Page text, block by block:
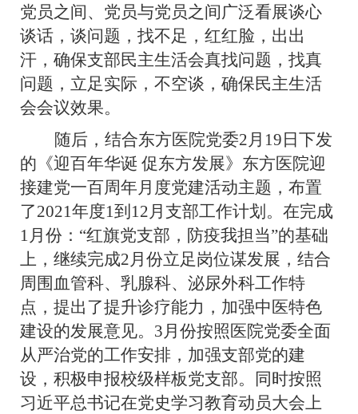
党员之间、党员与党员之间广泛看展谈心
谈话，谈问题，找不足，红红脸，出出
汗，确保支部民主生活会真找问题，找真
问题，立足实际，不空谈，确保民主生活
会会议效果。
随后，结合东方医院党委2月19日下发
的《迎百年华诞 促东方发展》东方医院迎
接建党一百周年月度党建活动主题，布置
了2021年度1到12月支部工作计划。在完成
1月份： “红旗党支部，防疫我担当”的基础
上，继续完成2月份立足岗位谋发展，结合
周围血管科、 乳腺科、泌尿外科工作特
点，提出了提升诊疗能力，加强中医特色
建设的发展意见。3月份按照医院党委全面
从严治党的工作安排，加强支部党的建
设，积极申报校级样板党支部。同时按照
习近平总书记在党史学习教育动员大会上